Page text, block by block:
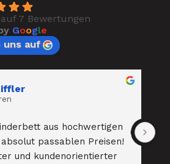
7 Bewertungen
Google
uns auf
aus hochwertigen
passablen Preisen!
und kundenorientierter